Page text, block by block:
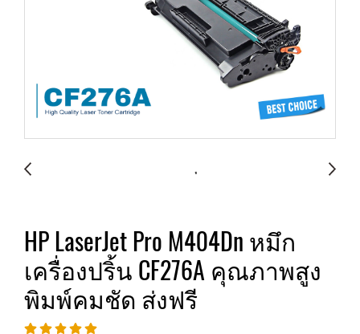
HP LaserJet Pro M404Dn หมึก
เครื่องปริ้น CF276A คุณภาพสูง
พิมพ์คมชัด ส่งฟรี